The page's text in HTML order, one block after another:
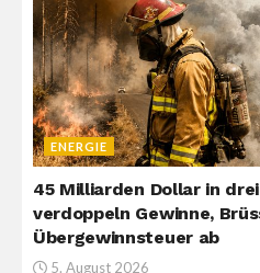
ENERGIE
45 Milliarden Dollar in
verdoppeln Gewinne,
Übergewinnsteuer ab
5. August 2026